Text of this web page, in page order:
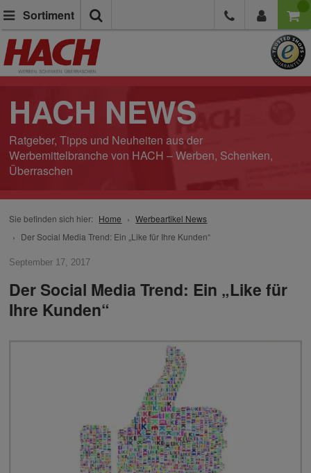
Sortiment
HACH NEWS
Ratgeber, Tipps und Neuheiten aus der
Werbemittelbranche von HACH – Werben, Schenken,
Überraschen
Sie befinden sich hier: Home
Werbeartikel News
Der Social Media Trend: Ein „Like für Ihre Kunden“
September 17, 2017
Der Social Media Trend: Ein „Like für
Ihre Kunden“